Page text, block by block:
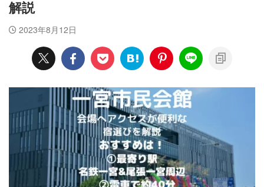
解説
2023年8月12日